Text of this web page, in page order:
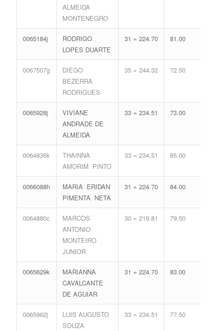
ALMEIDA
MONTENEGRO
0065184j
RODRIGO
LOPES DUARTE
31 = 224.70 81.00
0067507g
DIEGO
BEZERRA
RODRIGUES
35 = 244.32 72.50
0065928j
VIVIANE
ANDRADE DE
ALMEIDA
33 = 234.51 73.00
0064836k
THAINNA
AMORIM PINTO
33 = 234.51 85.00
0066088h
MARIA ERIDAN
PIMENTA NETA
31 = 224.70 84.00
0064880c
MARCOS
ANTONIO
MONTEIRO
JUNIOR
30 = 219.81 79.50
0065629k
MARIANNA
CAVALCANTE
DE AGUIAR
31 = 224.70 83.00
0065962j
LUIS AUGUSTO
SOUZA
33 = 234.51 77.50